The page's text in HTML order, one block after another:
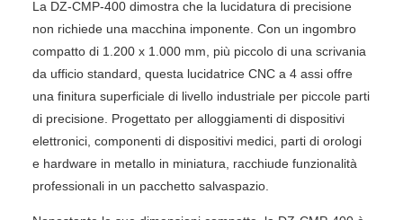
La DZ-CMP-400 dimostra che la lucidatura di precisione
non richiede una macchina imponente. Con un ingombro
compatto di 1.200 x 1.000 mm, più piccolo di una scrivania
da ufficio standard, questa lucidatrice CNC a 4 assi offre
una finitura superficiale di livello industriale per piccole parti
di precisione. Progettato per alloggiamenti di dispositivi
elettronici, componenti di dispositivi medici, parti di orologi
e hardware in metallo in miniatura, racchiude funzionalità
professionali in un pacchetto salvaspazio.